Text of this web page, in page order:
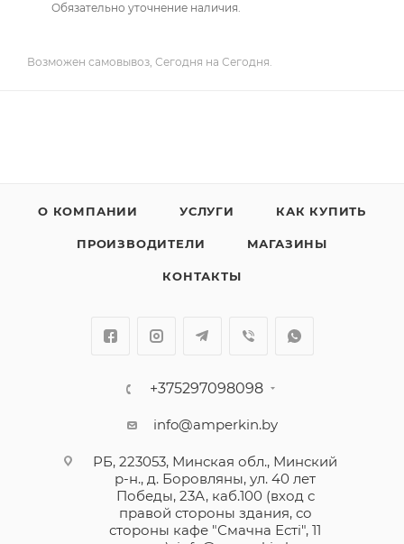
Обязательно уточнение наличия.
Возможен самовывоз, Сегодня на Сегодня.
О КОМПАНИИ УСЛУГИ КАК КУПИТЬ
ПРОИЗВОДИТЕЛИ МАГАЗИНЫ
КОНТАКТЫ
+375297098098
info@amperkin.by
РБ, 223053, Минская обл., Минский
р-н., д. Боровляны, ул. 40 лет
Победы, 23А, каб.100 (вход с
правой стороны здания, со
стороны кафе "Смачна Естi", 11